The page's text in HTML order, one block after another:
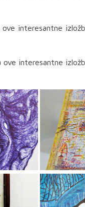
interesantne
ove interesantne